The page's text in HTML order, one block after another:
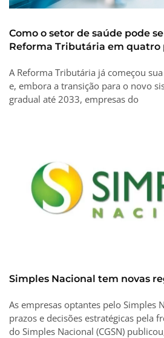
Como o setor de saúde pode
Reforma Tributária em quatro
A Reforma Tributária já começou
e, embora a transição para o novo
gradual até 2033, empresas do
Simples Nacional tem novas
As empresas optantes pelo Simples
prazos e decisões estratégicas pela
do Simples Nacional (CGSN)